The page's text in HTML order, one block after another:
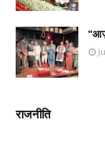
राजनीति